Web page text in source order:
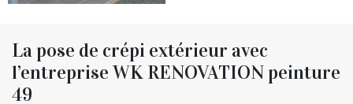
La pose de crépi extérieur avec
l’entreprise WK RENOVATION peinture
49